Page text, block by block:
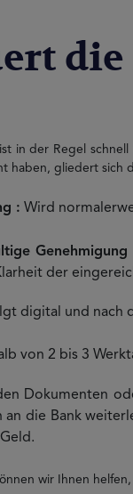
in der Regel
gliedert sich
: Wird
Genehmigung
der
digital und nach
von 2 bis 3
Dokumenten
die Bank
wir Ihnen